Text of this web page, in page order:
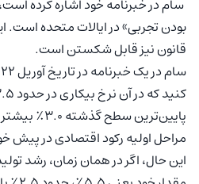
سام در خبرنامه خود اشاره کرده
بودن تجربی» در ایالات متحده
قانون نیز قابل شکستن است.
پایین‌ترین
مراحل اولیه رکود اقتصادی در پیش
این حال، اگر در همان زمان، رشد